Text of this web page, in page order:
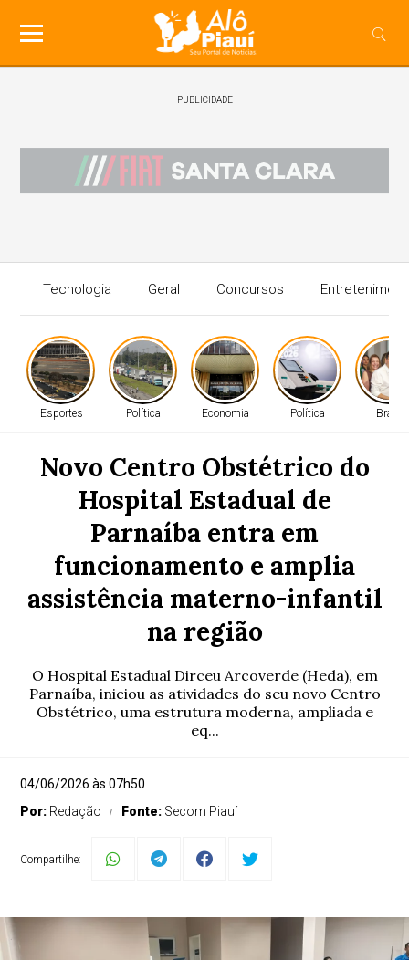
PUBLICIDADE
Tecnologia Geral Concursos
Esportes Política Economia Política Brasil
Novo Centro Obstétrico do
Hospital Estadual de
Parnaíba entra em
funcionamento e amplia
assistência materno-infantil
na região
O Hospital Estadual Dirceu Arcoverde (Heda), em
Parnaíba, iniciou as atividades do seu novo Centro
Obstétrico, uma estrutura moderna, ampliada e
eq...
04/06/2026 às 07h50
Por: Redação Fonte: Secom Piauí
Compartilhe: